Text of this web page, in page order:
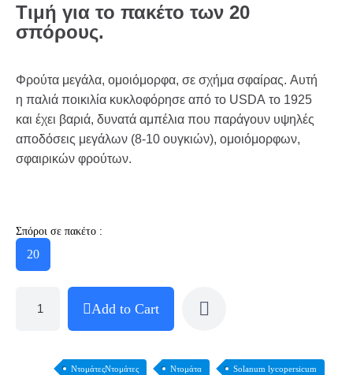
Τιμή για το πακέτο των 20
σπόρους.
Φρούτα μεγάλα, ομοιόμορφα, σε σχήμα σφαίρας. Αυτή
η παλιά ποικιλία κυκλοφόρησε από το USDA το 1925
και έχει βαριά, δυνατά αμπέλια που παράγουν υψηλές
αποδόσεις μεγάλων (8-10 ουγκιών), ομοιόμορφων,
σφαιρικών φρούτων.
Σπόροι σε πακέτο :
20
Add to Cart
ΝτομάτεςΝτομάτες Ντομάτα Solanum lycopersicum